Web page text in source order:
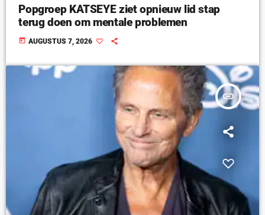
Popgroep KATSEYE ziet opnieuw lid stap
terug doen om mentale problemen
today AUGUSTUS 7, 2026
insert_link